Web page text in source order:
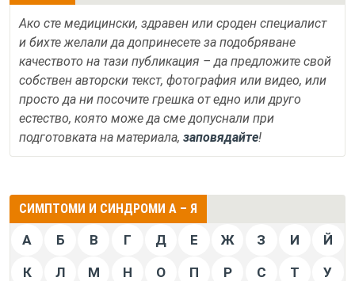
Ако сте медицински, здравен или сроден специалист
и бихте желали да допринесете за подобряване
качеството на тази публикация – да предложите свой
собствен авторски текст, фотография или видео, или
просто да ни посочите грешка от едно или друго
естество, която може да сме допуснали при
подготовката на материала, заповядайте!
СИМПТОМИ И СИНДРОМИ А – Я
А Б В Г Д Е Ж З И Й
К Л М Н О П Р С Т У